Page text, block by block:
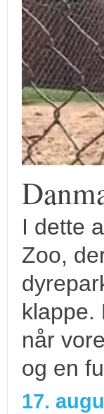
I dette
Zoo,
klappe.
når
og en
17.